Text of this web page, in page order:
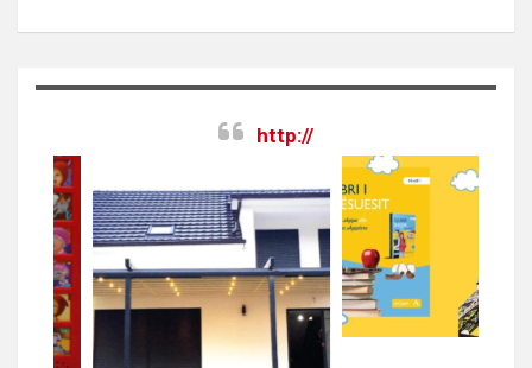
http://